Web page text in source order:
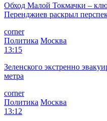
Обход Малой Токмачки –
Перенджиев раскрыл
corner
Политика Москва
13:15
Зеленского экстренно
метра
corner
Политика Москва
13:12